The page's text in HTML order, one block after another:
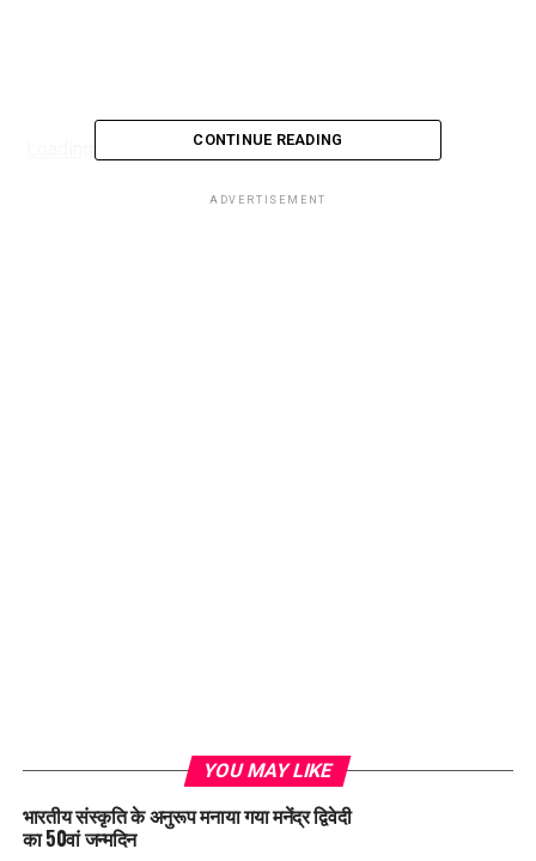
CONTINUE READING
ADVERTISEMENT
YOU MAY LIKE
भारतीय संस्कृति के अनुरूप मनाया गया मनेंद्र द्विवेदी
का 50वां जन्मदिन